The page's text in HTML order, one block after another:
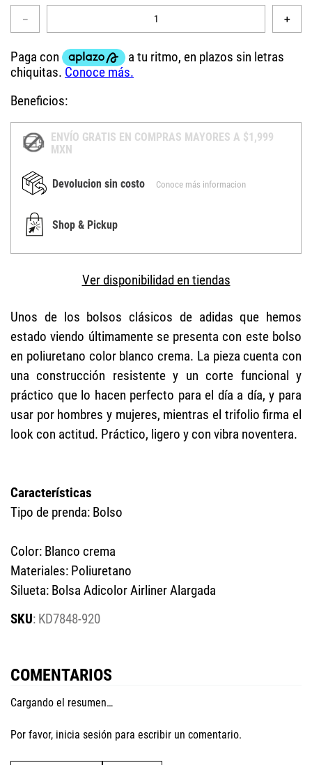
＋
－
Beneficios:
ENVÍO GRATIS EN COMPRAS MAYORES A $1,999
MXN
Devolucion sin costo Conoce más informacion
Shop & Pickup
Ver disponibilidad en tiendas
Unos de los bolsos clásicos de adidas que hemos
estado viendo últimamente se presenta con este bolso
en poliuretano color blanco crema. La pieza cuenta con
una construcción resistente y un corte funcional y
práctico que lo hacen perfecto para el día a día, y para
usar por hombres y mujeres, mientras el trifolio firma el
look con actitud. Práctico, ligero y con vibra noventera.
Características
Tipo de prenda: Bolso
Color: Blanco crema
Materiales: Poliuretano
Silueta: Bolsa Adicolor Airliner Alargada
: KD7848-920
COMENTARIOS
Cargando el resumen…
Por favor, inicia sesión para escribir un comentario.